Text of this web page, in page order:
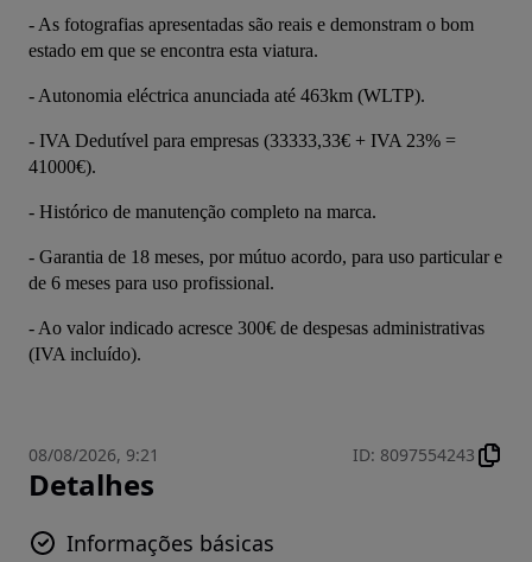
- As fotografias apresentadas são reais e demonstram o bom
estado em que se encontra esta viatura.
- Autonomia eléctrica anunciada até 463km (WLTP).
- IVA Dedutível para empresas (33333,33€ + IVA 23% =
41000€).
- Histórico de manutenção completo na marca.
- Garantia de 18 meses, por mútuo acordo, para uso particular e
de 6 meses para uso profissional.
- Ao valor indicado acresce 300€ de despesas administrativas
(IVA incluído).
08/08/2026, 9:21 ID: 8097554243
Detalhes
Informações básicas